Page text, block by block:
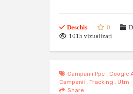
Deschis 0
1015 vizualizari
Campanii Ppc , Google
Campanii , Tracking , Utm
Share